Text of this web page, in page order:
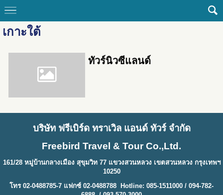
เกาะใต้
ทัวร์นิวซีแลนด์
บริษัท ฟรีเบิร์ด ทราเวิล แอนด์ ทัวร์ จำกัด
Freebird Travel & Tour Co.,Ltd.
161/28 หมู่บ้านกลางเมือง สุขุมวิท 77 แขวงสวนหลวง เขตสวนหลวง กรุงเทพฯ
10250
โทร 02-0488785-7 แฟกซ์ 02-0488788 Hotline: 085-1511000 / 094-782-